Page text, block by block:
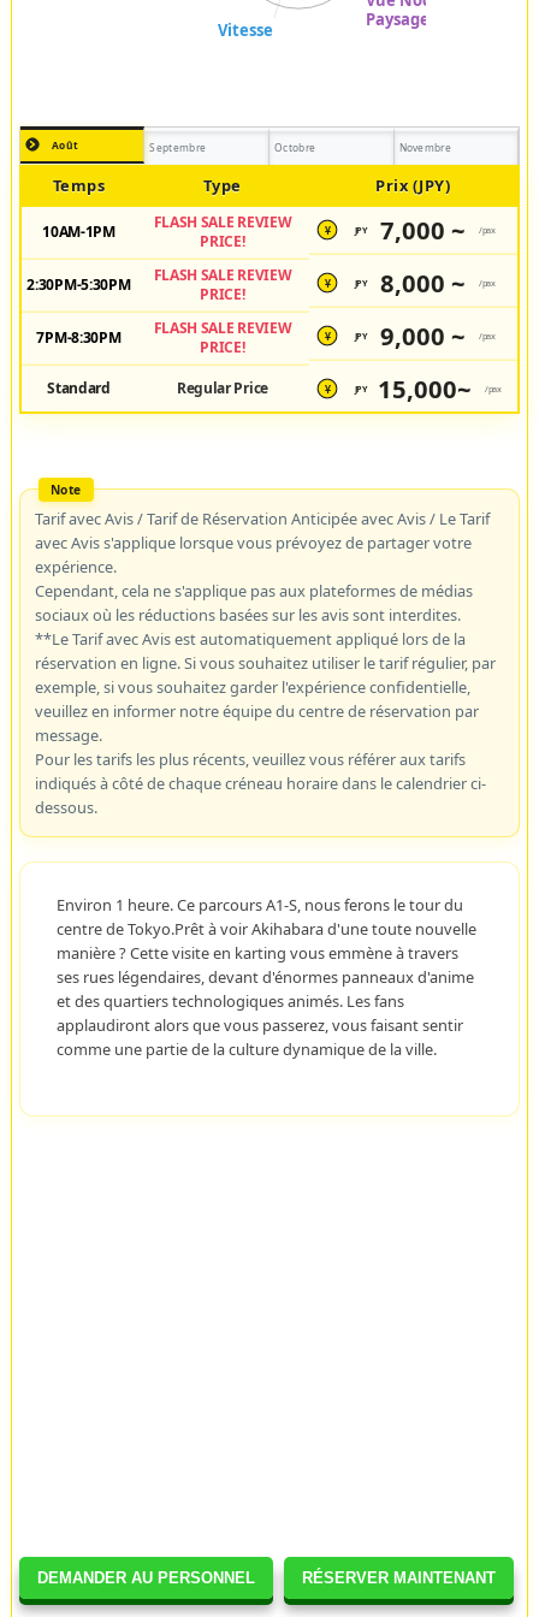
DEMANDER AU PERSONNEL RÉSERVER MAINTENANT
Août Septembre Octobre Novembre
Temps Type Prix (JPY)
10AM-1PM
FLASH SALE REVIEW
PRICE!
¥ JPY 7,000 ~ /pax
2:30PM-5:30PM
FLASH SALE REVIEW
PRICE!
¥ JPY 8,000 ~ /pax
7PM-8:30PM
FLASH SALE REVIEW
PRICE!
¥ JPY 9,000 ~ /pax
Standard Regular Price ¥ JPY 15,000~ /pax
Tarif avec Avis / Tarif de Réservation Anticipée avec Avis / Le Tarif
avec Avis s'applique lorsque vous prévoyez de partager votre
expérience.
Cependant, cela ne s'applique pas aux plateformes de médias
sociaux où les réductions basées sur les avis sont interdites.
**Le Tarif avec Avis est automatiquement appliqué lors de la
réservation en ligne. Si vous souhaitez utiliser le tarif régulier, par
exemple, si vous souhaitez garder l'expérience confidentielle,
veuillez en informer notre équipe du centre de réservation par
message.
Pour les tarifs les plus récents, veuillez vous référer aux tarifs
indiqués à côté de chaque créneau horaire dans le calendrier ci-
dessous.
Environ 1 heure. Ce parcours A1-S, nous ferons le tour du
centre de Tokyo.Prêt à voir Akihabara d'une toute nouvelle
manière ? Cette visite en karting vous emmène à travers
ses rues légendaires, devant d'énormes panneaux d'anime
et des quartiers technologiques animés. Les fans
applaudiront alors que vous passerez, vous faisant sentir
comme une partie de la culture dynamique de la ville.